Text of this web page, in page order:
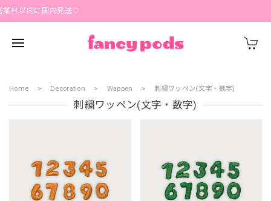
以内に国内発送🤍
Home Decoration Wappen 刺繍ワッペン(文字・数字)
刺繍ワッペン(文字・数字)